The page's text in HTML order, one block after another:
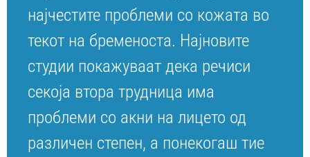
најчестите проблеми со кожата во
текот на бременоста. Најновите
студии покажуваат дека речиси
секоја втора трудница има
проблеми со акни на лицето од
различен степен, а понекогаш тие